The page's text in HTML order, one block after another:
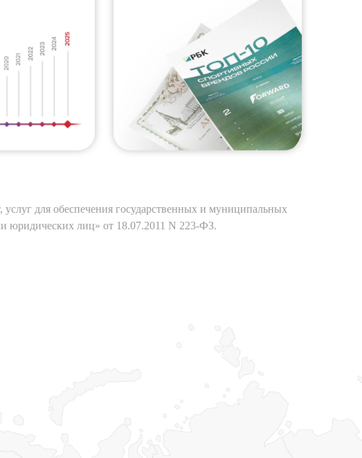
услуг для обеспечения государственных и муниципальных
юридических лиц» от 18.07.2011 N 223-ФЗ.